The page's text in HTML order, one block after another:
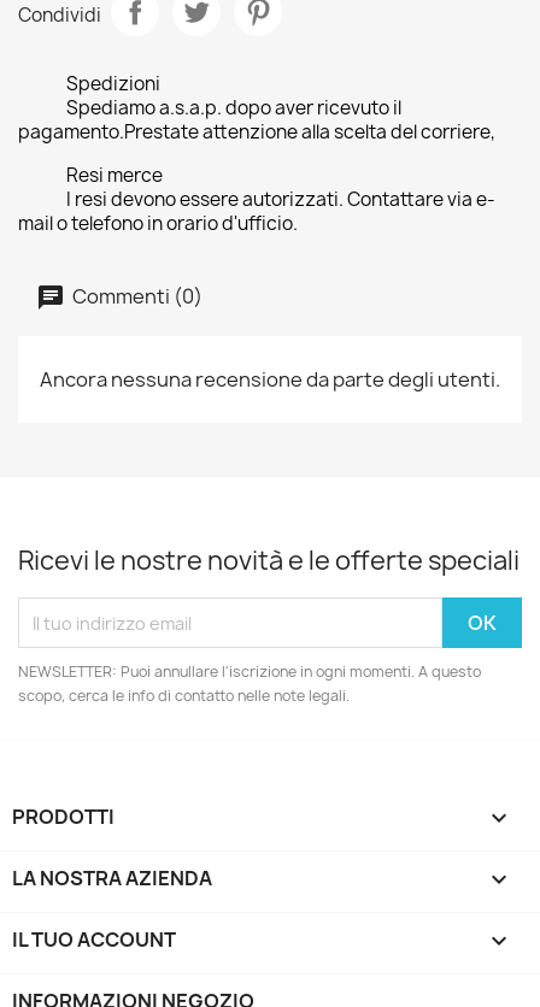
Condividi
Spedizioni
Spediamo a.s.a.p. dopo aver ricevuto il
pagamento.Prestate attenzione alla scelta del corriere,
Resi merce
I resi devono essere autorizzati. Contattare via e-
mail o telefono in orario d'ufficio.
Commenti (0)
Ancora nessuna recensione da parte degli utenti.
Ricevi le nostre novità e le offerte speciali
NEWSLETTER: Puoi annullare l'iscrizione in ogni momenti. A questo
scopo, cerca le info di contatto nelle note legali.
PRODOTTI 
LA NOSTRA AZIENDA 
IL TUO ACCOUNT 
INFORMAZIONI NEGOZIO